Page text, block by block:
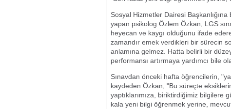
Sosyal Hizmetler Dairesi
yapan psikolog Özlem Özkan, LGS
heyecan ve kaygı olduğunu ifade
zamandır emek verdikleri bir sürecin
anlamına gelmez. Hatta belirli bir
performansı artırmaya yardımcı bile
Sınavdan önceki hafta öğrencilerin,
kaydeden Özkan, "Bu süreçte
yaptıklarımıza, biriktirdiğimiz bilgilere
kala yeni bilgi öğrenmek yerine,